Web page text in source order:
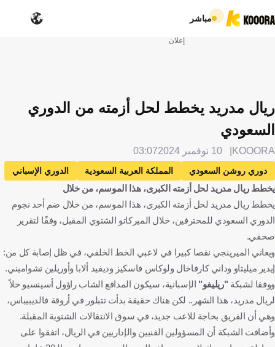
مباشر
إعلان
ريال مدريد يخطط لحل أزمته من الدوري
السعودي
KOOORA 10 نوفمبر 2024 03:07
دوري روشن السعودي المملكة العربية السعودية
الدوري الإسباني
إسبانيا
ريال مدريد النصر
ايميريك لابورت
إيدير ميليتاو
البرازيل الإنتقالات كرة قدم
يخطط ريال مدريد لحل أزمته الكبرى، هذا الموسم، من خلال
يخطط ريال مدريد لحل أزمته الكبرى، هذا الموسم، من خلال ضم أحد نجوم
الدوري السعودي للمحترفين، خلال الميركاتو الشتوي المقبل، وفقًا لتقرير
صحفي.
ويعاني الميرينجي نقصا كبيرا في لاعبي الخط الخلفي، في ظل إصابة كل من:
إيدير ميليتاو وداني كارفاخال ولوكاس فاسكيز وديفيد ألابا وأوريلين تشواميني.
ووفقا لشبكة "ريليفو" الإسبانية، سيكون المدافع الشاب راؤول أسينسيو حلاً
لريال مدريد، هذا الشهر.. لكن هناك حقيقة بدأت تتبلور في أروقة فالديبيباس،
وهي أن الفريق بحاجة للاعب جديد، في سوق الانتقالات الشتوية المقبلة.
وأضافت الشبكة أن المسؤولين الفنيين والإداريين في الريال، اتفقوا على